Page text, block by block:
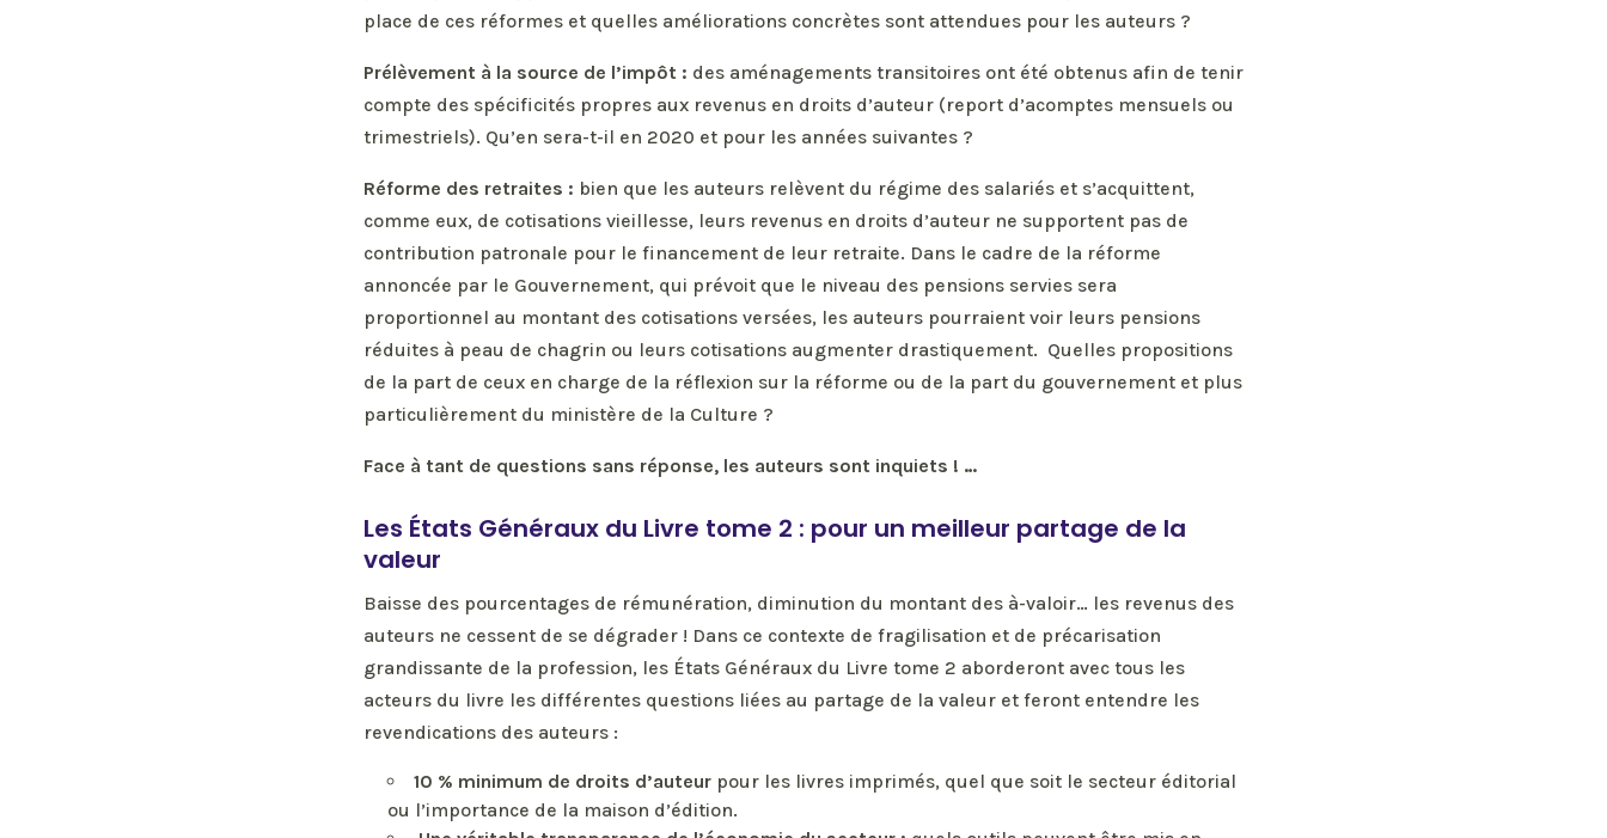
place de ces réformes et quelles améliorations concrètes sont attendues pour les auteurs ?
Prélèvement à la source de l’impôt : des aménagements transitoires ont été obtenus afin de tenir
compte des spécificités propres aux revenus en droits d’auteur (report d’acomptes mensuels ou
trimestriels). Qu’en sera-t-il en 2020 et pour les années suivantes ?
Réforme des retraites : bien que les auteurs relèvent du régime des salariés et s’acquittent,
comme eux, de cotisations vieillesse, leurs revenus en droits d’auteur ne supportent pas de
contribution patronale pour le financement de leur retraite. Dans le cadre de la réforme
annoncée par le Gouvernement, qui prévoit que le niveau des pensions servies sera
proportionnel au montant des cotisations versées, les auteurs pourraient voir leurs pensions
réduites à peau de chagrin ou leurs cotisations augmenter drastiquement. Quelles propositions
de la part de ceux en charge de la réflexion sur la réforme ou de la part du gouvernement et plus
particulièrement du ministère de la Culture ?
Face à tant de questions sans réponse, les auteurs sont inquiets ! …
Les États Généraux du Livre tome 2 : pour un meilleur partage de la
valeur
Baisse des pourcentages de rémunération, diminution du montant des à-valoir… les revenus des
auteurs ne cessent de se dégrader ! Dans ce contexte de fragilisation et de précarisation
grandissante de la profession, les États Généraux du Livre tome 2 aborderont avec tous les
acteurs du livre les différentes questions liées au partage de la valeur et feront entendre les
revendications des auteurs :
10 % minimum de droits d’auteur pour les livres imprimés, quel que soit le secteur éditorial
ou l’importance de la maison d’édition.